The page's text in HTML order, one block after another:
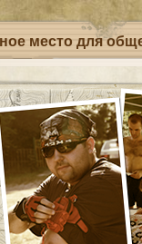
место для